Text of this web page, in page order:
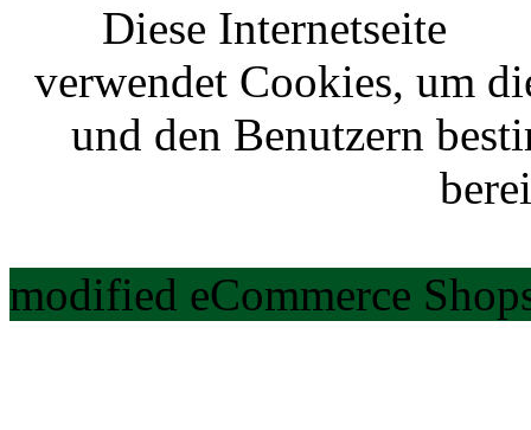
Diese Internetseite
verwendet Cookies, um
und den Benutzern
modified eCommerce